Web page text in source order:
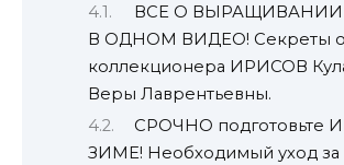
ВСЕ О
В ОДНОМ ВИДЕО! Секреты
коллекционера ИРИСОВ
Веры Лаврентьевны.
СРОЧНО подготовьте
ЗИМЕ! Необходимый уход за